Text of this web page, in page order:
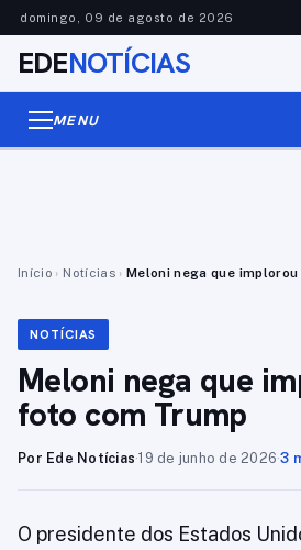
domingo, 09 de agosto de 2026
EDENOTÍCIAS
MENU
Início › Notícias › Meloni nega que
NOTÍCIAS
Meloni nega que
foto com Trump
Por Ede Notícias·19 de junho de 2026·3
O presidente dos Estados